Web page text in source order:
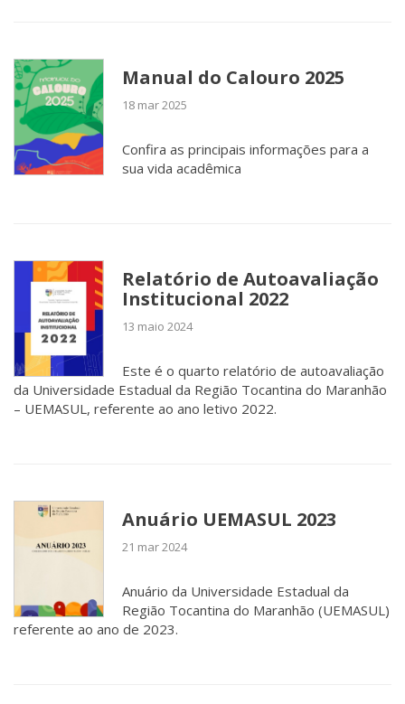
Manual do Calouro 2025
18 mar 2025
Confira as principais informações para a
sua vida acadêmica
Relatório de Autoavaliação
Institucional 2022
13 maio 2024
Este é o quarto relatório de autoavaliação
da Universidade Estadual da Região Tocantina do Maranhão
– UEMASUL, referente ao ano letivo 2022.
Anuário UEMASUL 2023
21 mar 2024
Anuário da Universidade Estadual da
Região Tocantina do Maranhão (UEMASUL)
referente ao ano de 2023.